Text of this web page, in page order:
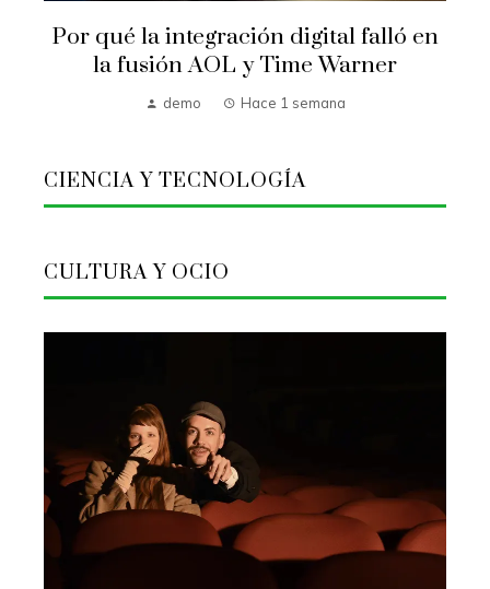
Por qué la integración digital falló en
la fusión AOL y Time Warner
demo Hace 1 semana
CIENCIA Y TECNOLOGÍA
CULTURA Y OCIO